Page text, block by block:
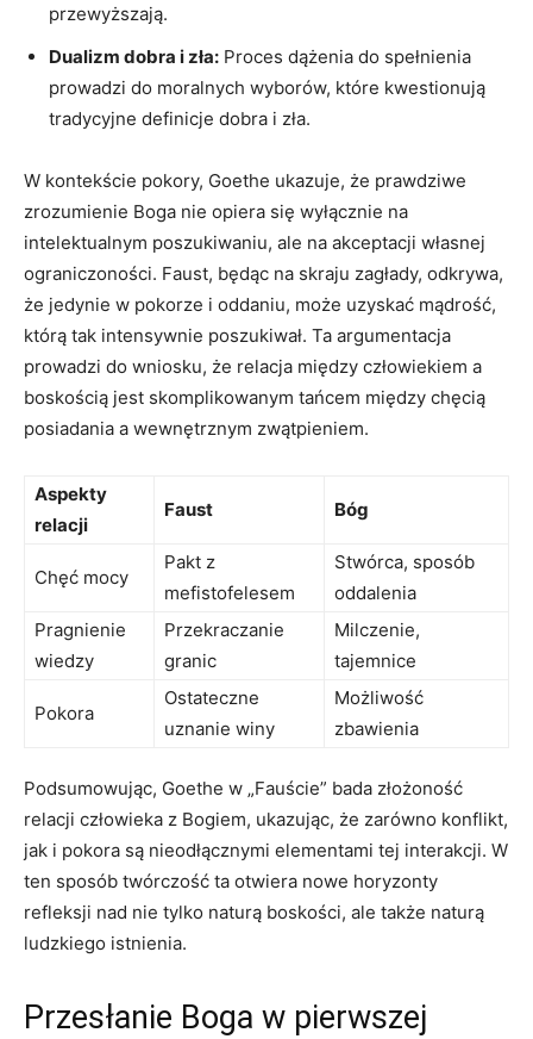
przewyższają.
Dualizm dobra i zła: Proces dążenia do spełnienia
prowadzi do moralnych wyborów, które kwestionują
tradycyjne definicje dobra i zła.
W kontekście pokory, Goethe ukazuje, że prawdziwe
zrozumienie Boga nie opiera się wyłącznie na
intelektualnym poszukiwaniu, ale na akceptacji własnej
ograniczoności. Faust, będąc na skraju zagłady, odkrywa,
że jedynie w pokorze i oddaniu, może uzyskać mądrość,
którą tak intensywnie poszukiwał. Ta argumentacja
prowadzi do wniosku, że relacja między człowiekiem a
boskością jest skomplikowanym tańcem między chęcią
posiadania a wewnętrznym zwątpieniem.
Aspekty
relacji
Faust Bóg
Chęć mocy
Pakt z
mefistofelesem
Stwórca, sposób
oddalenia
Pragnienie
wiedzy
Przekraczanie
granic
Milczenie,
tajemnice
Pokora
Ostateczne
uznanie winy
Możliwość
zbawienia
Podsumowując, Goethe w „Fauście” bada złożoność
relacji człowieka z Bogiem, ukazując, że zarówno konflikt,
jak i pokora są nieodłącznymi elementami tej interakcji. W
ten sposób twórczość ta otwiera nowe horyzonty
refleksji nad nie tylko naturą boskości, ale także naturą
ludzkiego istnienia.
Przesłanie Boga w pierwszej